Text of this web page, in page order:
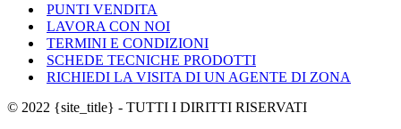
PUNTI VENDITA
LAVORA CON NOI
TERMINI E CONDIZIONI
SCHEDE TECNICHE PRODOTTI
RICHIEDI LA VISITA DI UN AGENTE DI ZONA
© 2022 {site_title} - TUTTI I DIRITTI RISERVATI